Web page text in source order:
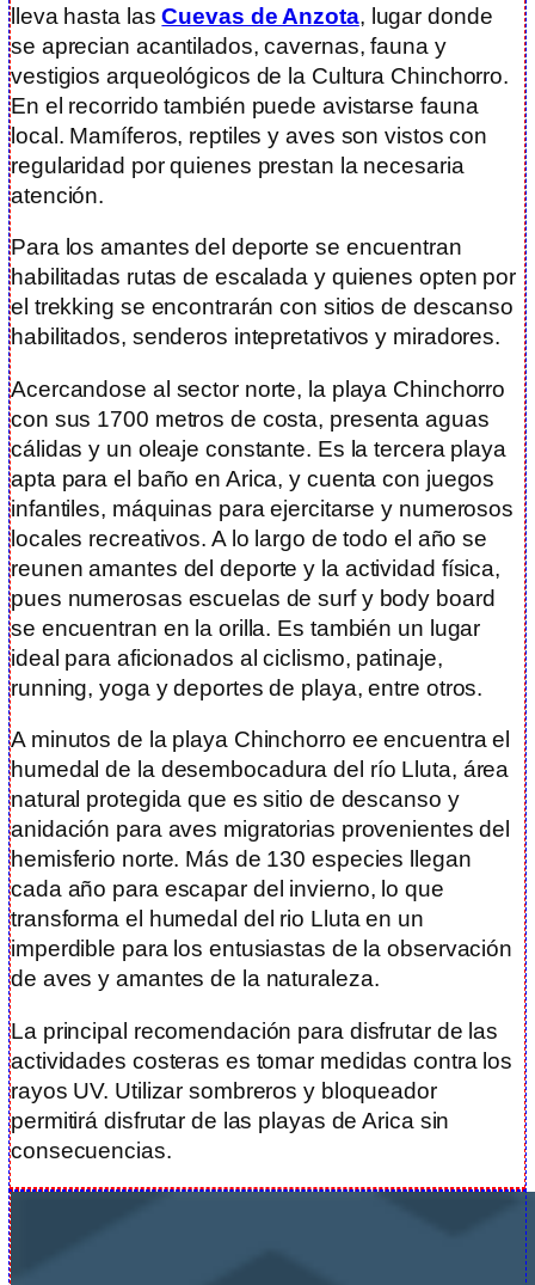
lleva hasta lasCuevas de Anzota, lugar donde
se aprecian acantilados, cavernas, fauna y
vestigios arqueológicos de la Cultura Chinchorro.
En el recorrido también puede avistarse fauna
local. Mamíferos, reptiles y aves son vistos con
regularidad por quienes prestan la necesaria
atención.
Para los amantes del deporte se encuentran
habilitadas rutas de escalada y quienes opten por
el trekking se encontrarán con sitios de descanso
habilitados, senderos intepretativos y miradores.
Acercandose al sector norte, la playa Chinchorro
con sus 1700 metros de costa, presenta aguas
cálidas y un oleaje constante. Es la tercera playa
apta para el baño en Arica, y cuenta con juegos
infantiles, máquinas para ejercitarse y numerosos
locales recreativos. A lo largo de todo el año se
reunen amantes del deporte y la actividad física,
pues numerosas escuelas de surf y body board
se encuentran en la orilla. Es también un lugar
ideal para aficionados al ciclismo, patinaje,
running, yoga y deportes de playa, entre otros.
A minutos de la playa Chinchorro ee encuentra el
humedal de la desembocadura del río Lluta, área
natural protegida que es sitio de descanso y
anidación para aves migratorias provenientes del
hemisferio norte. Más de 130 especies llegan
cada año para escapar del invierno, lo que
transforma el humedal del rio Lluta en un
imperdible para los entusiastas de la observación
de aves y amantes de la naturaleza.
La principal recomendación para disfrutar de las
actividades costeras es tomar medidas contra los
rayos UV. Utilizar sombreros y bloqueador
permitirá disfrutar de las playas de Arica sin
consecuencias.